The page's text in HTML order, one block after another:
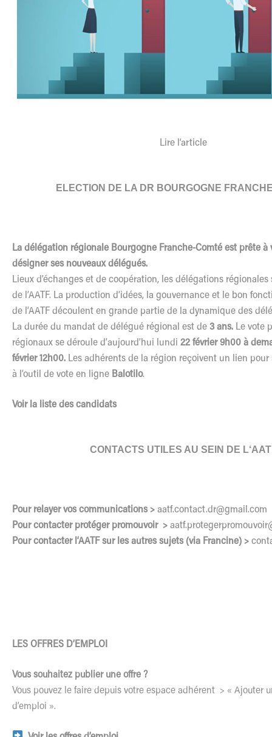
Lire ‘article
ELECTION DE LA DR BOURGOGNE
La dé égation régionale Bourgogne Franche-Comté est prête à
désigner ses nouveaux dé égués.
Lieux d’échanges et de coopération, les dé égations
de ’AATF. La production d’idées, la gouvernance et le bon
de ’AATF découlent en grande partie de la dynamique des dé
La durée du mandat de dé égué régional est de 3 ans. Le vote
régionaux se déroule d’aujourd’hui lundi 22 février 9h00 à
février 12h00. Les adhérents de la région reçoivent un lien pour
à ’outil de vote en ligne Balotilo.
Voir la liste des candidats
CONTACTS UTILES AU SEIN DE L‘
Pour relayer vos communications > aatf.contact.dr@gmail.com
Pour contacter protéger promouvoir > aatf
Pour contacter ‘AATFsur les autres sujets (via Francine) >
LES OFFRES D’EMPLOI
Vous souhaitez publier une offre ?
Vous pouvez le faire depuis votre espace adhérent > « Ajouter
d’emploi ».